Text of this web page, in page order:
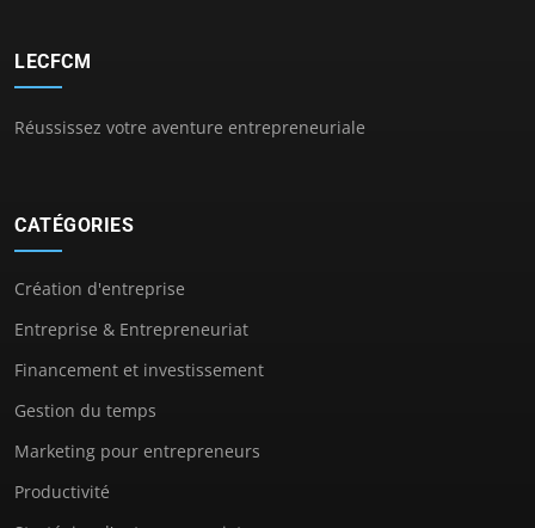
LECFCM
Réussissez votre aventure entrepreneuriale
CATÉGORIES
Création d'entreprise
Entreprise & Entrepreneuriat
Financement et investissement
Gestion du temps
Marketing pour entrepreneurs
Productivité